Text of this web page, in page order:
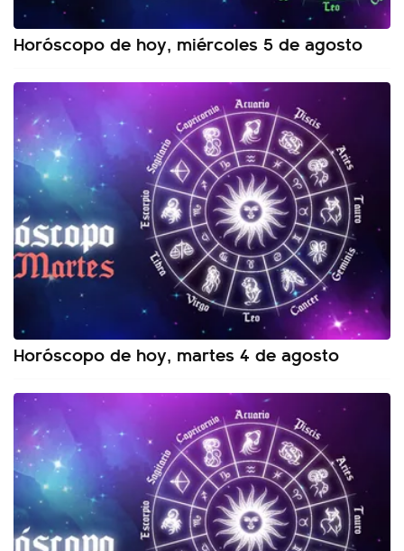
Horóscopo de hoy, miércoles 5 de agosto
Horóscopo de hoy, martes 4 de agosto